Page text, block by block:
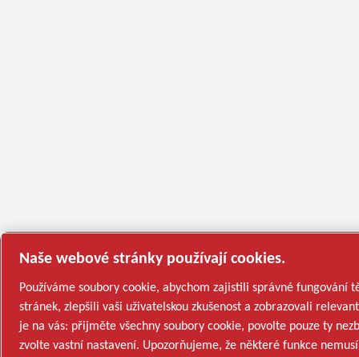
Naše webové stránky používají cookies.
Používáme soubory cookie, abychom zajistili správné fungování
stránek, zlepšili vaši uživatelskou zkušenost a zobrazovali
je na vás: přijměte všechny soubory cookie, povolte pouze ty
zvolte vastní nastavení. Upozorňujeme, že některé funkce